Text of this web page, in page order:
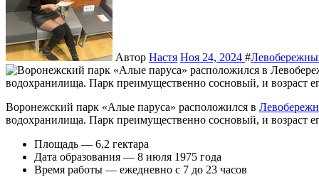
Автор Настя Ноя 24, 2024 #
Воронежский парк «Алые паруса» расположился в
водохранилища. Парк преимущественно сосновый, и возраст
Площадь — 6,2 гектара
Дата образования — 8 июля 1975 года
Время работы — ежедневно с 7 до 23 часов